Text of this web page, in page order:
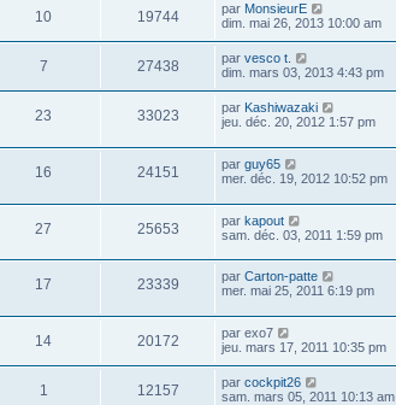
10 19744 par MonsieurE
dim. mai 26, 2013 10:00 am
7 27438 par vesco t.
dim. mars 03, 2013 4:43 pm
23 33023 par Kashiwazaki
jeu. déc. 20, 2012 1:57 pm
16 24151 par guy65
mer. déc. 19, 2012 10:52 pm
27 25653 par kapout
sam. déc. 03, 2011 1:59 pm
17 23339 par Carton-patte
mer. mai 25, 2011 6:19 pm
14 20172 par exo7
jeu. mars 17, 2011 10:35 pm
1 12157 par cockpit26
sam. mars 05, 2011 10:13 am